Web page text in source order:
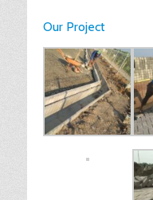
Our Project